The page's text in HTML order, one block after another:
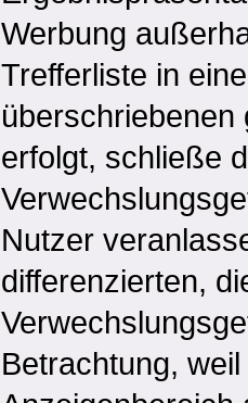
Werbung
Trefferliste in
überschriebenen
erfolgt, schließe
Nutzer
differenzierten,
Betrachtung,